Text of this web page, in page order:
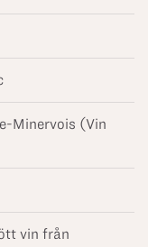
Minervois (Vin
vin från